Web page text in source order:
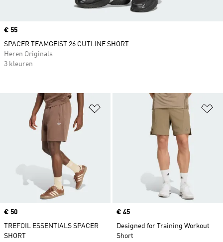
Op verlanglijst zetten
Price
€ 50
TREFOIL ESSENTIALS SPACER
SHORT
Price
€ 45
Designed for Training Workout
Short
Price
€ 55
SPACER TEAMGEIST 26 CUTLINE SHORT
Heren Originals
3 kleuren